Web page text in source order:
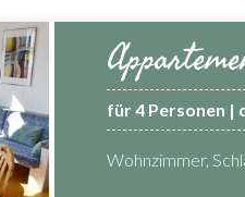
für 4 Personen |
Wohnzimmer,